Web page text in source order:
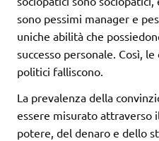
sono pessimi manager e
uniche abilità che
successo personale. Così,
politici falliscono.
La prevalenza della
essere misurato attraverso
potere, del denaro e dello